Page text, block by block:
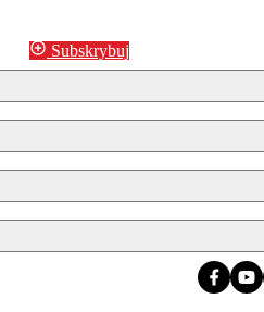
Subskrybuj